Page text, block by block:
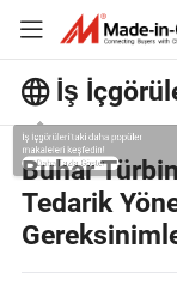
İş
İş
makaleleri
Daha Fazla
Buhar
Tedarik